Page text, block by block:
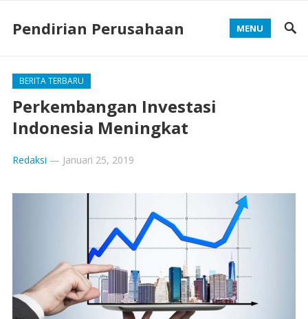
Pendirian Perusahaan MENU
BERITA TERBARU
Perkembangan Investasi
Indonesia Meningkat
Redaksi — Januari 25, 2019